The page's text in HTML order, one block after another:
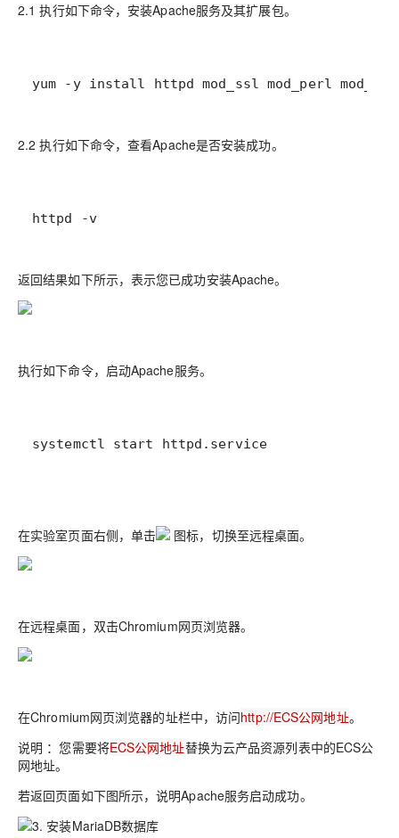
2.1 执行如下命令，安装Apache服务及其扩展包。
yum -y install httpd mod_ssl mod_perl
2.2 执行如下命令，查看Apache是否安装成功。
httpd -v
返回结果如下所示，表示您已成功安装Apache。
执行如下命令，启动Apache服务。
systemctl start httpd.service
在实验室页面右侧，单击 图标，切换至远程桌面。
在远程桌面， 双击Chromium网页浏览器。
在Chromium网页浏览器的址栏中，访问http://ECS公网地址。
说明 ：您需要将ECS公网地址替换为云产品资源列表中的ECS公
网地址。
若返回页面如下图所示，说明Apache服务启动成功。
3. 安装MariaDB数据库